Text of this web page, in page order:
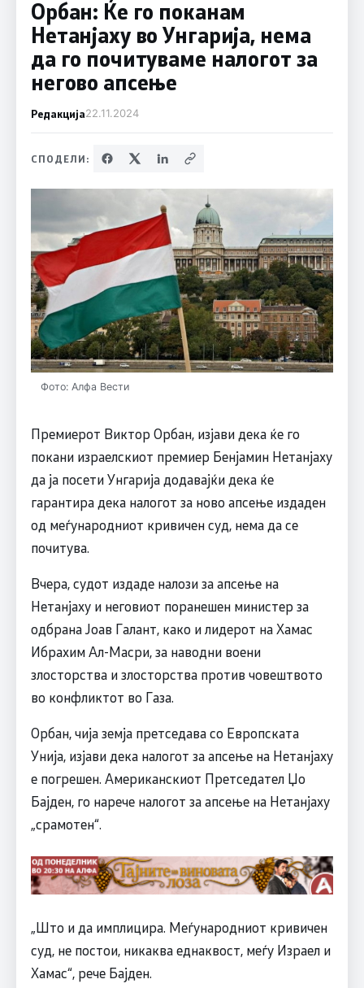
Орбан: Ќе го поканам
Нетанјаху во Унгарија, нема
да го почитуваме налогот за
негово апсење
Редакција22.11.2024
СПОДЕЛИ:
Фото: Алфа Вести
Премиерот Виктор Орбан, изјави дека ќе го
покани израелскиот премиер Бенјамин Нетанјаху
да ја посети Унгарија додавајќи дека ќе
гарантира дека налогот за ново апсење издаден
од меѓународниот кривичен суд, нема да се
почитува.
Вчера, судот издаде налози за апсење на
Нетанјаху и неговиот поранешен министер за
одбрана Јоав Галант, како и лидерот на Хамас
Ибрахим Ал-Масри, за наводни воени
злосторства и злосторства против човештвото
во конфликтот во Газа.
Орбан, чија земја претседава со Европската
Унија, изјави дека налогот за апсење на Нетанјаху
е погрешен. Американскиот Претседател Џо
Бајден, го нарече налогот за апсење на Нетанјаху
„срамотен“.
„Што и да имплицира. Меѓународниот кривичен
суд, не постои, никаква еднаквост, меѓу Израел и
Хамас“, рече Бајден.